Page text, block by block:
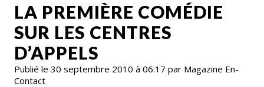
LA PREMIÈRE COMÉDIE
SUR LES CENTRES
D’APPELS
Publié le 30 septembre 2010 à 06:17 par Magazine En-
Contact